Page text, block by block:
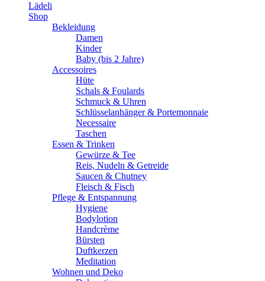
Lädeli
Shop
Bekleidung
Damen
Kinder
Baby (bis 2 Jahre)
Accessoires
Hüte
Schals & Foulards
Schmuck & Uhren
Schlüsselanhänger & Portemonnaie
Necessaire
Taschen
Essen & Trinken
Gewürze & Tee
Reis, Nudeln & Getreide
Saucen & Chutney
Fleisch & Fisch
Pflege & Entspannung
Hygiene
Bodylotion
Handcrème
Bürsten
Duftkerzen
Meditation
Wohnen und Deko